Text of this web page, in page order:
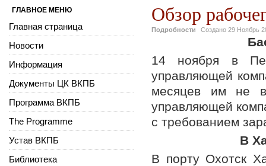
Обзор
Подробности Создано 29 Ноябрь
14 ноября в
управляющей
месяцев им не
управляющей
с требованием
В
В порту Охотск
ГЛАВНОЕ МЕНЮ
Главная страница
Новости
Информация
Документы ЦК ВКПБ
Программа ВКПБ
The Programme
Устав ВКПБ
Библиотека